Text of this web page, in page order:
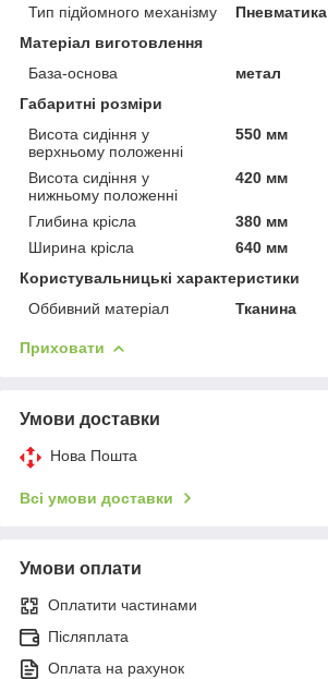
Тип підйомного механізму
Матеріал виготовлення
База-основа
метал
Габаритні розміри
Висота сидіння у
верхньому положенні
550 мм
Висота сидіння у
нижньому положенні
420 мм
Глибина крісла
380 мм
Ширина крісла
640 мм
Користувальницькі характеристики
Оббивний матеріал
Тканина
Приховати
Умови доставки
Нова Пошта
Всі умови доставки
Умови оплати
Оплатити частинами
Післяплата
Оплата на рахунок